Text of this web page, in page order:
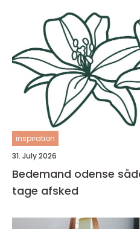
inspiration
31. July 2026
Bedemand odense sådan får du ro til at
tage afsked